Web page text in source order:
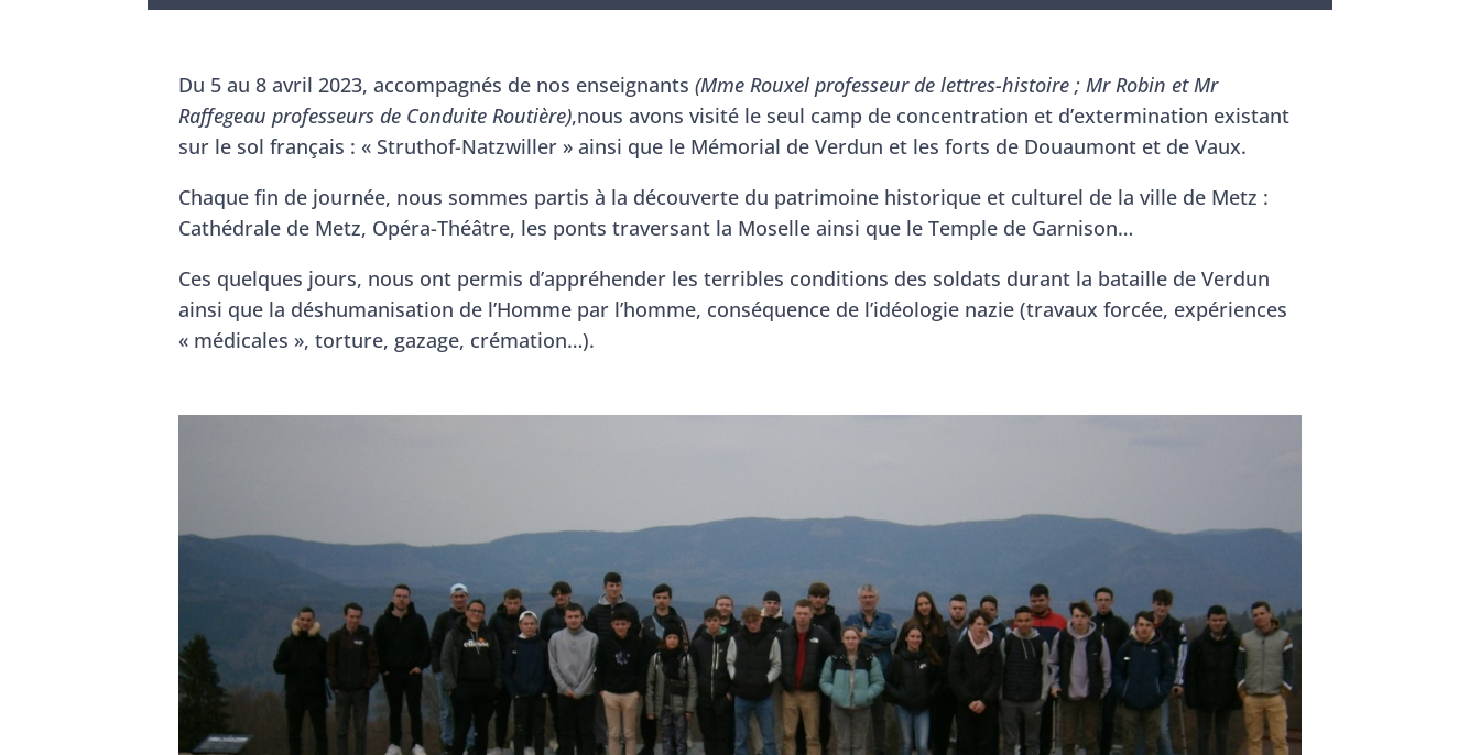
Du 5 au 8 avril 2023, accompagnés de nos enseignants(Mme Rouxel professeur de lettres-histoire ; Mr Robin et Mr
Raffegeau professeurs de Conduite Routière),nous avons visité le seul camp de concentration et d’extermination existant
sur le sol français : « Struthof-Natzwiller » ainsi que le Mémorial de Verdun et les forts de Douaumont et de Vaux.
Chaque fin de journée, nous sommes partis à la découverte du patrimoine historique et culturel de la ville de Metz :
Cathédrale de Metz, Opéra-Théâtre, les ponts traversant la Moselle ainsi que le Temple de Garnison…
Ces quelques jours, nous ont permis d’appréhender les terribles conditions des soldats durant la bataille de Verdun
ainsi que la déshumanisation de l’Homme par l’homme, conséquence de l’idéologie nazie (travaux forcée, expériences
« médicales », torture, gazage, crémation…).